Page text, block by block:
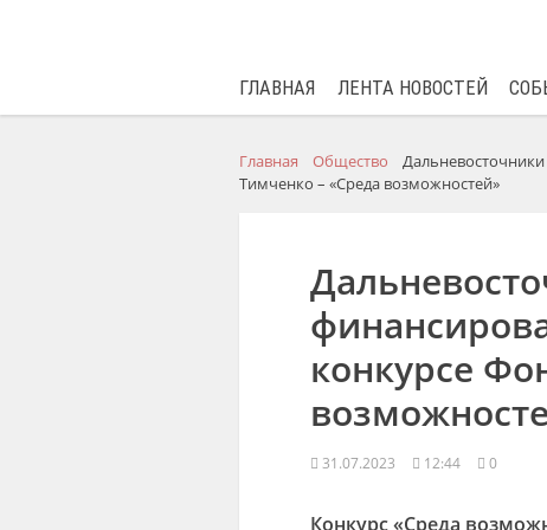
ГЛАВНАЯ ЛЕНТА НОВОСТЕЙ
Главная Общество
Тимченко – «Среда возможностей»
конкурсе
31.07.2023 12:44 0
Конкурс «Среда